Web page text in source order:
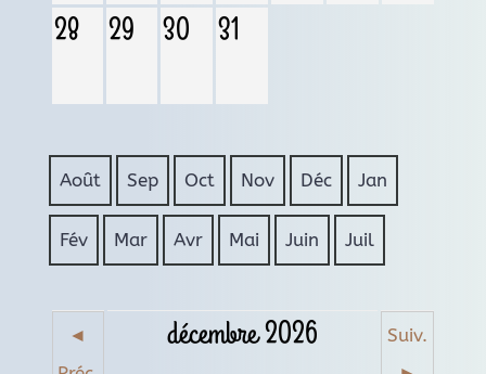
28 29 30 31
Août Sep Oct Nov Déc Jan
Fév Mar Avr Mai Juin Juil
◄
décembre 2026
Suiv.